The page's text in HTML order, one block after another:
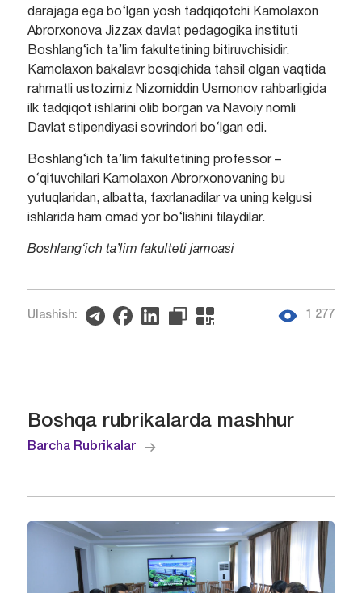
darajaga ega bo‘lgan yosh tadqiqotchi Kamolaxon
Abrorxonova Jizzax davlat pedagogika instituti
Boshlang‘ich ta’lim fakultetining bitiruvchisidir.
Kamolaxon bakalavr bosqichida tahsil olgan vaqtida
rahmatli ustozimiz Nizomiddin Usmonov rahbarligida
ilk tadqiqot ishlarini olib borgan va Navoiy nomli
Davlat stipendiyasi sovrindori bo‘lgan edi.
Boshlang‘ich ta’lim fakultetining professor –
o‘qituvchilari Kamolaxon Abrorxonovaning bu
yutuqlaridan, albatta, faxrlanadilar va uning kelgusi
ishlarida ham omad yor bo‘lishini tilaydilar.
Boshlang‘ich ta’lim fakulteti jamoasi
Ulashish: 1 277
Boshqa rubrikalarda mashhur
Barcha Rubrikalar